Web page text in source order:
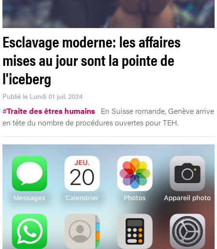
Esclavage moderne: les affaires
mises au jour sont la pointe de
l'iceberg
Publié le Lundi 01 juil. 2024
#Traite des êtres humains En Suisse romande, Genève arrive
en tête du nombre de procédures ouvertes pour TEH.